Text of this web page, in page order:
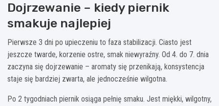
Dojrzewanie – kiedy piernik
smakuje najlepiej
Pierwsze 3 dni po upieczeniu to faza stabilizacji. Ciasto jest
jeszcze twarde, korzenie ostre, smak niewyraźny. Od 4. do 7. dnia
zaczyna się dojrzewanie – aromaty się przenikają, konsystencja
staje się bardziej zwarta, ale jednocześnie wilgotna.
Po 2 tygodniach piernik osiąga pełnię smaku. Jest miękki, wilgotny,